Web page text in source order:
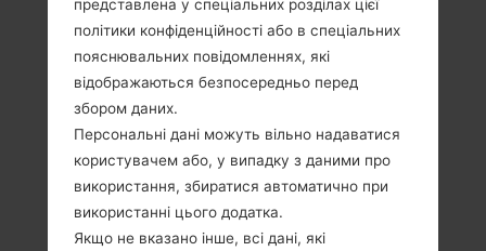
Порівняти
представлена у спеціальних розділах цієї
політики конфіденційності або в спеціальних
пояснювальних повідомленнях, які
відображаються безпосередньо перед
збором даних.
Персональні дані можуть вільно надаватися
користувачем або, у випадку з даними про
використання, збиратися автоматично при
використанні цього додатка.
Якщо не вказано інше, всі дані, які